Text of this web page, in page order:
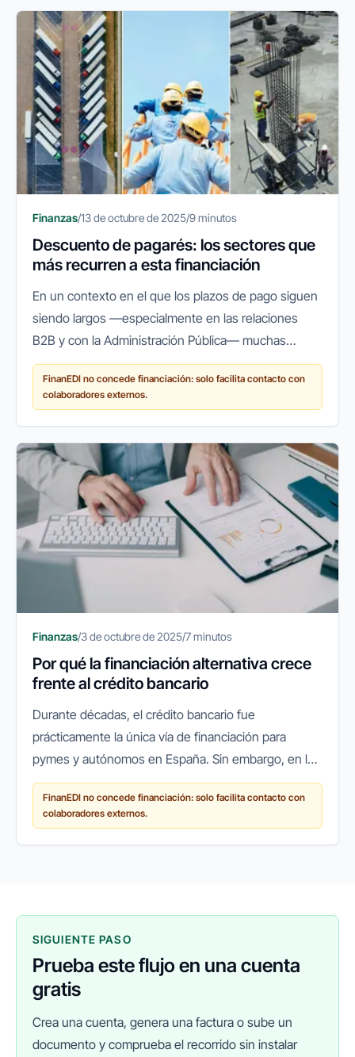
Finanzas/13 de octubre de 2025/9 minutos
Descuento de pagarés: los sectores que
más recurren a esta financiación
En un contexto en el que los plazos de pago siguen
siendo largos —especialmente en las relaciones
B2B y con la Administración Pública— muchas
empresas españolas recurren a herramientas que
les permitan mantener su...
FinanEDI no concede financiación: solo facilita contacto con
colaboradores externos.
Finanzas/3 de octubre de 2025/7 minutos
Por qué la financiación alternativa crece
frente al crédito bancario
Durante décadas, el crédito bancario fue
prácticamente la única vía de financiación para
pymes y autónomos en España. Sin embargo, en los
últimos años ha surgido un cambio de paradigma:
cada vez más empresas recurren a...
FinanEDI no concede financiación: solo facilita contacto con
colaboradores externos.
SIGUIENTE PASO
Prueba este flujo en una cuenta
gratis
Crea una cuenta, genera una factura o sube un
documento y comprueba el recorrido sin instalar